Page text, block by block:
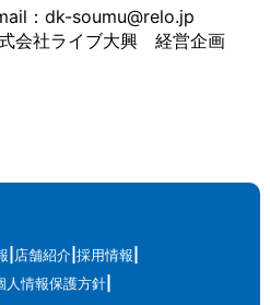
会社ライブ大興 経営企画
店舗紹介 採用情報
人情報保護方針